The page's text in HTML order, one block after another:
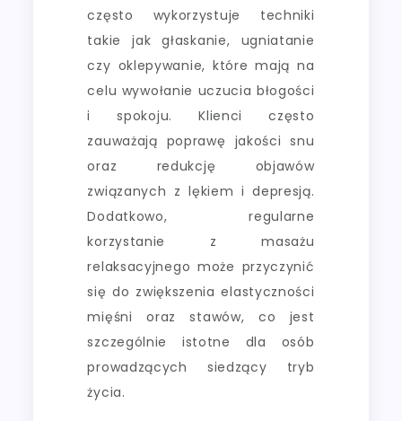
często wykorzystuje techniki
takie jak głaskanie, ugniatanie
czy oklepywanie, które mają na
celu wywołanie uczucia błogości
i spokoju. Klienci często
zauważają poprawę jakości snu
oraz redukcję objawów
związanych z lękiem i depresją.
Dodatkowo, regularne
korzystanie z masażu
relaksacyjnego może przyczynić
się do zwiększenia elastyczności
mięśni oraz stawów, co jest
szczególnie istotne dla osób
prowadzących siedzący tryb
życia.